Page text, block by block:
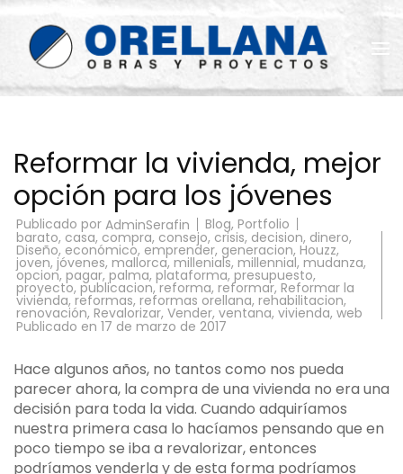
Saltar
contenido
(presiona
laReformas Orellana
Reformar la vivienda, mejor
opción para los jóvenes
Publicado por AdminSerafin Blog, Portfolio
barato, casa, compra, consejo, crisis, decision, dinero,
Diseño, económico, emprender, generacion, Houzz,
joven, jóvenes, mallorca, millenials, millennial, mudanza,
opcion, pagar,palma, plataforma,presupuesto,
proyecto, publicacion,reforma, reformar, Reformar la
vivienda,reformas, reformas orellana, rehabilitacion,
renovación, Revalorizar, Vender, ventana, vivienda, web
Publicado en 17 de marzo de 2017
Hace algunos años, no tantos como nos pueda
parecer ahora, la compra de una vivienda no era una
decisión para toda la vida. Cuando adquiríamos
nuestra primera casa lo hacíamos pensando que en
poco tiempo se iba a revalorizar, entonces
podríamos venderla y de esta forma podríamos